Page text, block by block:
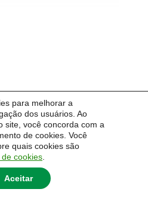
para melhorar a
dos usuários. Ao
site, você concorda com a
de cookies. Você
quais cookies são
de cookies
Aceitar